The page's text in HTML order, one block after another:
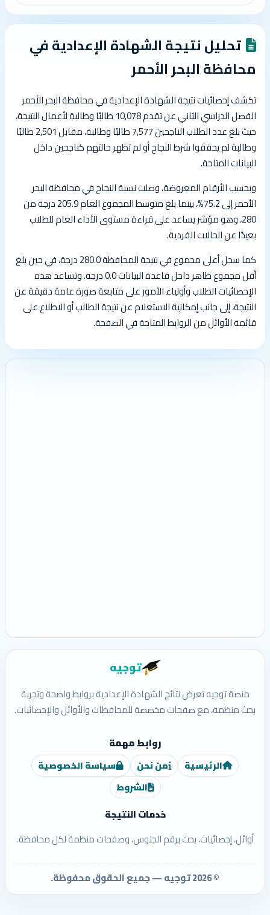
تحليل نتيجة الشهادة الإعدادية في
محافظة البحر الأحمر
تكشف إحصائيات نتيجة الشهادة الإعدادية في محافظة البحر الأحمر
الفصل الدراسي الثاني عن تقدم 10,078 طالبًا وطالبة لأعمال النتيجة،
حيث بلغ عدد الطلاب الناجحين 7,577 طالبًا وطالبة، مقابل 2,501 طالبًا
وطالبة لم يحققوا شرط النجاح أو لم تظهر حالتهم كناجحين داخل
البيانات المتاحة.
وبحسب الأرقام المعروضة، وصلت نسبة النجاح في محافظة البحر
الأحمر إلى 75.2%، بينما بلغ متوسط المجموع العام 205.9 درجة من
280، وهو مؤشر يساعد على قراءة مستوى الأداء العام للطلاب
بعيدًا عن الحالات الفردية.
كما سجل أعلى مجموع في نتيجة المحافظة 280.0 درجة، في حين بلغ
أقل مجموع ظاهر داخل قاعدة البيانات 0.0 درجة. وتساعد هذه
الإحصائيات الطلاب وأولياء الأمور على متابعة صورة عامة دقيقة عن
النتيجة، إلى جانب إمكانية الاستعلام عن نتيجة الطالب أو الاطلاع على
قائمة الأوائل من الروابط المتاحة في الصفحة.
توجيه
منصة توجيه تعرض نتائج الشهادة الإعدادية بروابط واضحة وتجربة
بحث منظمة، مع صفحات مخصصة للمحافظات والأوائل والإحصائيات.
روابط مهمة
الرئيسية من نحن
سياسة الخصوصية
الشروط
خدمات النتيجة
أوائل، إحصائيات، بحث برقم الجلوس، وصفحات منظمة لكل محافظة.
© 2026 توجيه — جميع الحقوق محفوظة.